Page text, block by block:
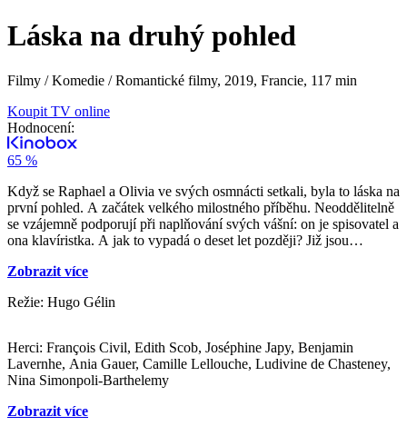
Láska na druhý pohled
Filmy / Komedie / Romantické filmy, 2019, Francie, 117 min
Koupit TV online
Hodnocení:
65 %
Když se Raphael a Olivia ve svých osmnácti setkali, byla to láska na
první pohled. A začátek velkého milostného příběhu. Neoddělitelně
se vzájemně podporují při naplňování svých vášní: on je spisovatel a
ona klavíristka. A jak to vypadá o deset let později? Již jsou
Zatímco Raphael píše úspěšné bestsellery, Olivia oželela vlastní
spisovatelským úspěchem podporoval stále méně a méně. Jednoho
vůbec miluje. Následujícího rána se Raphael probouzí sám a čeká jej
pořádný šok. Propadne se totiž do paralelního světa, ve kterém žije
úplně jiný život. Olivii v něm nikdy nepotkal, ta je nyní slavnou
klavíristkou a on určitě není slavným a všemi uznávaným
spisovatelem. Je jen neznámým učitelem literatury, má navíc na
hrudi záhadné tetování s nápisem „ping“ a především si uvědomí, že
Zobrazit více
Režie: Hugo Gélin
Herci: François Civil, Edith Scob, Joséphine Japy, Benjamin
Lavernhe, Ania Gauer, Camille Lellouche, Ludivine de Chasteney,
Nina Simonpoli-Barthelemy
Zobrazit více